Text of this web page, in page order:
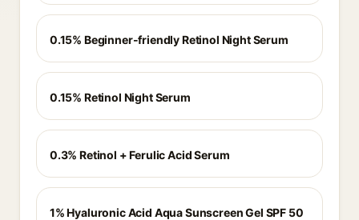
0.15% Beginner-friendly Retinol Night Serum
0.15% Retinol Night Serum
0.3% Retinol + Ferulic Acid Serum
1% Hyaluronic Acid Aqua Sunscreen Gel SPF 50